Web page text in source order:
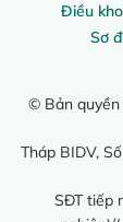
Điều
Sơ
© Bản quyền
Tháp BIDV,
SĐT tiếp